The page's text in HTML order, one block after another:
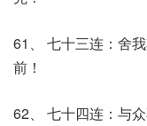
61、 七十三连：舍
前！
62、 七十四连：与